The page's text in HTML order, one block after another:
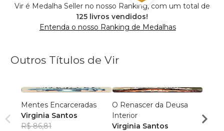
Vir é Medalha Seller no nosso Ranking, com um total de
125 livros vendidos!
Entenda o nosso Ranking de Medalhas
Outros Títulos de Vir
Mentes Encarceradas
Virginia Santos
R$ 86,81
O Renascer da Deusa
Interior
Virginia Santos
R$